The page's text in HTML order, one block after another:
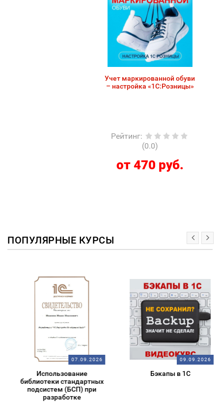
Учет маркированной обуви
– настройка «1С:Розницы»
Рейтинг:
(0.0)
от 470 руб.
ПОПУЛЯРНЫЕ КУРСЫ
07.09.2026
Использование
библиотеки стандартных
подсистем (БСП) при
разработке
09.09.2026
Бэкапы в 1С